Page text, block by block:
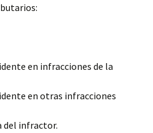
en infracciones de la
en otras infracciones
del infractor.